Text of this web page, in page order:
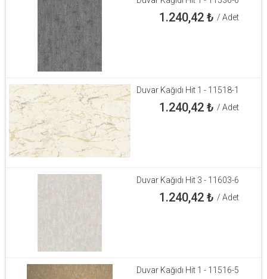
1.240,42₺ / Adet
Duvar Kağıdı Hit 1 - 11518-1
1.240,42₺ / Adet
Duvar Kağıdı Hit 3 - 11603-6
1.240,42₺ / Adet
Duvar Kağıdı Hit 1 - 11516-5